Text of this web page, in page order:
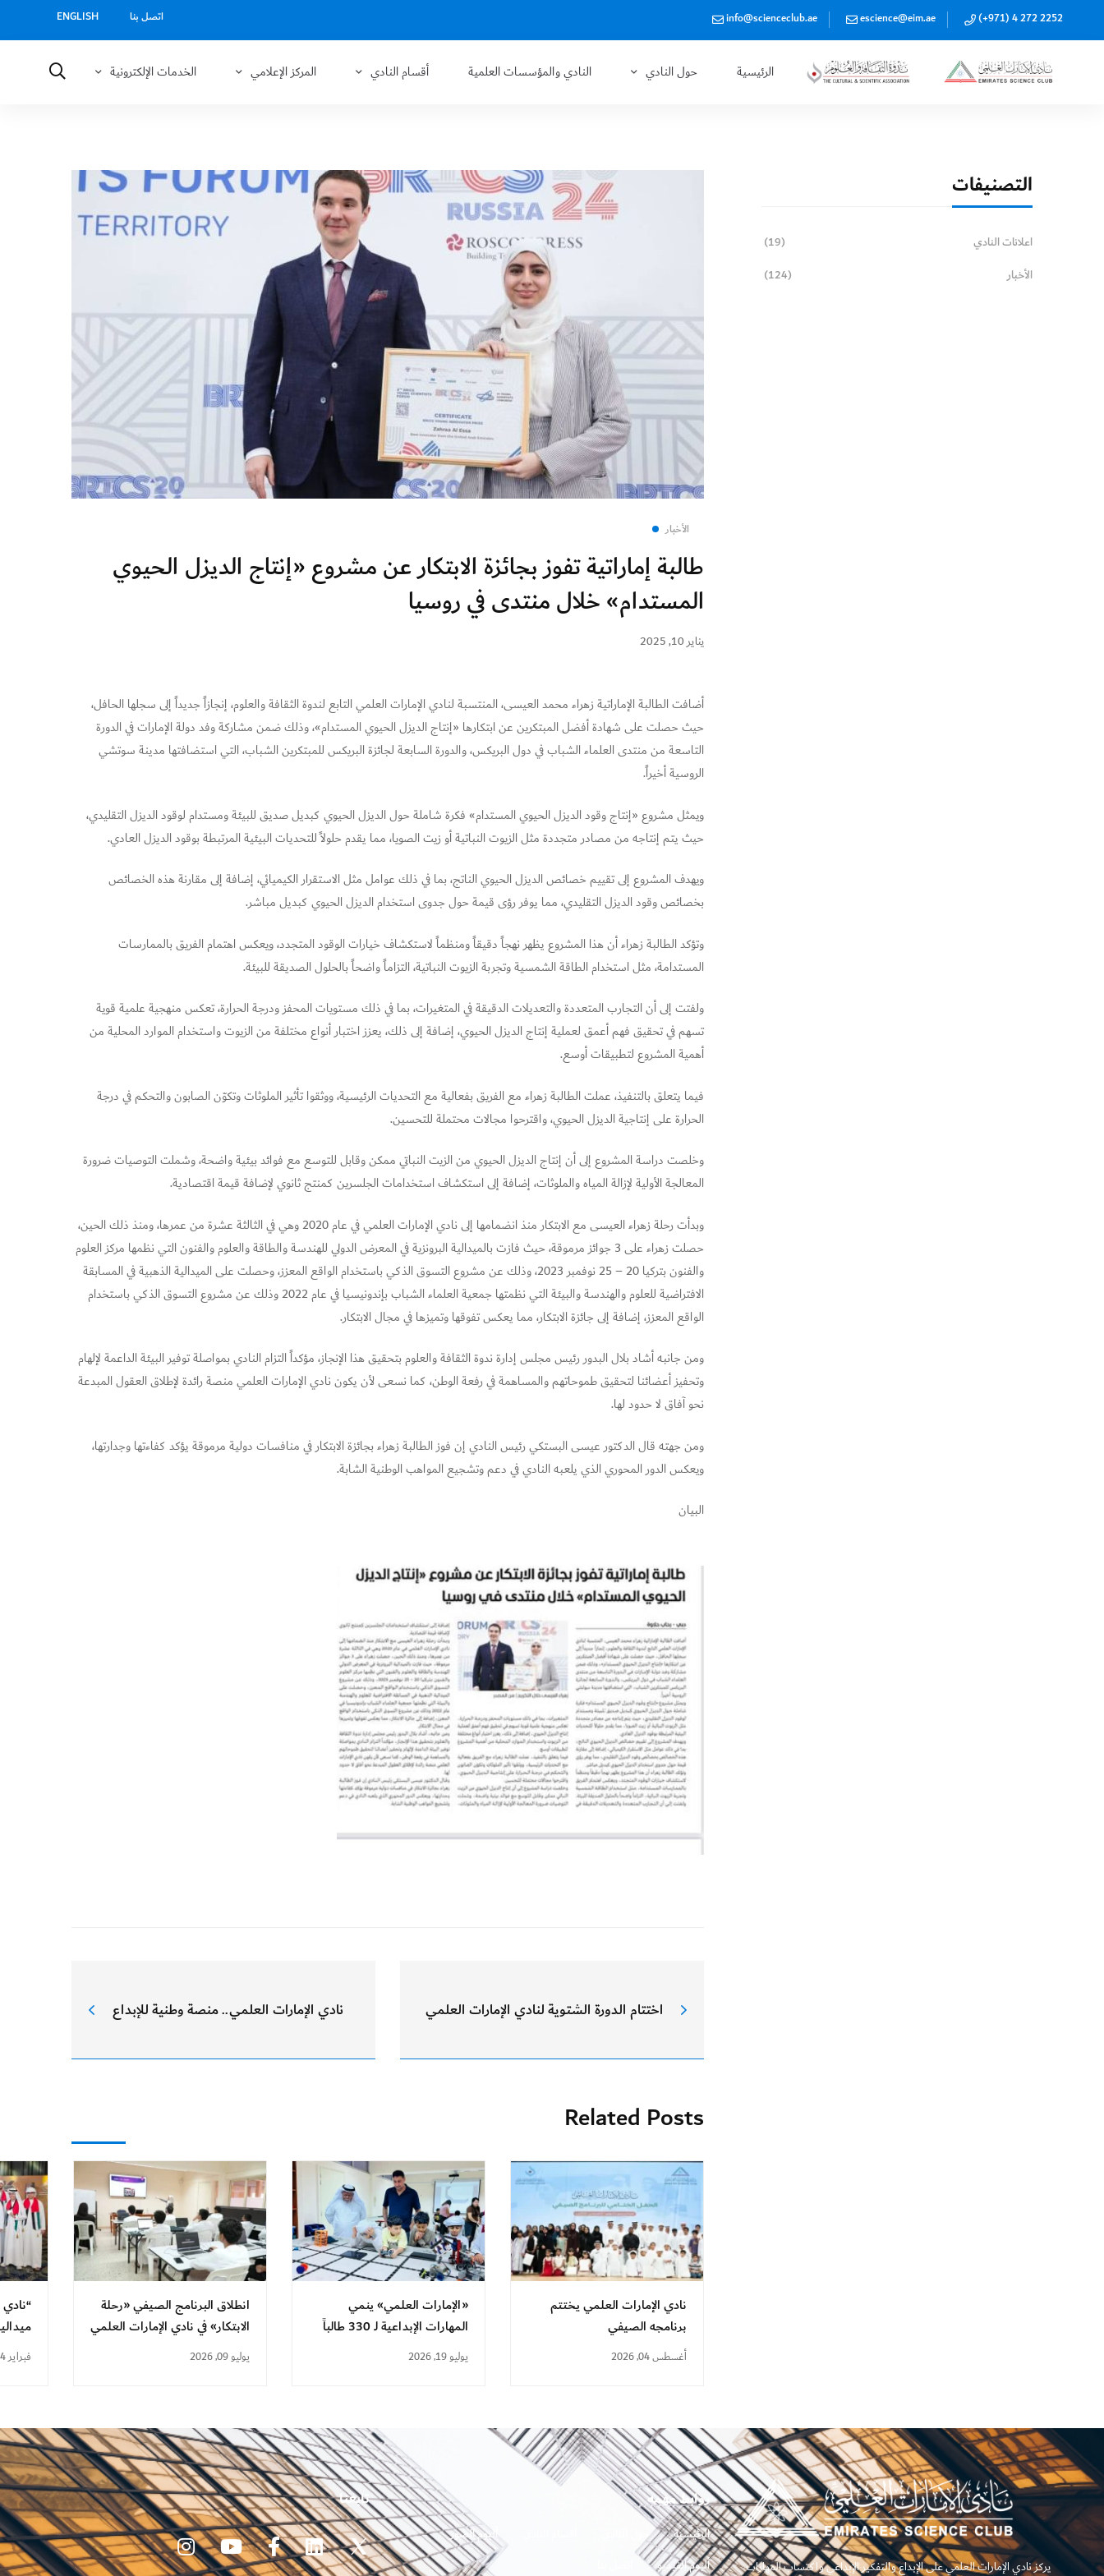
(+971) 4 272 2252
escience@eim.ae
info@scienceclub.ae اتصل بنا ENGLISH
الرئيسية حول النادي النادي والمؤسسات العلمية أقسام النادي المركز الإعلامي الخدمات الإلكترونية
التصنيفات
اعلانات النادي
(19)
الأخبار
(124)
الأخبار
طالبة إماراتية تفوز بجائزة الابتكار عن مشروع «إنتاج الديزل الحيوي
المستدام» خلال منتدى في روسيا
يناير 10, 2025
أضافت الطالبة الإماراتية زهراء محمد العيسى، المنتسبة لنادي الإمارات العلمي التابع لندوة الثقافة والعلوم، إنجازاً جديداً إلى سجلها الحافل،
حيث حصلت على شهادة أفضل المبتكرين عن ابتكارها «إنتاج الديزل الحيوي المستدام»، وذلك ضمن مشاركة وفد دولة الإمارات في الدورة
التاسعة من منتدى العلماء الشباب في دول البريكس، والدورة السابعة لجائزة البريكس للمبتكرين الشباب، التي استضافتها مدينة سوتشي
الروسية أخيراً.
ويمثل مشروع «إنتاج وقود الديزل الحيوي المستدام» فكرة شاملة حول الديزل الحيوي كبديل صديق للبيئة ومستدام لوقود الديزل التقليدي،
حيث يتم إنتاجه من مصادر متجددة مثل الزيوت النباتية أو زيت الصويا، مما يقدم حلولاً للتحديات البيئية المرتبطة بوقود الديزل العادي.
ويهدف المشروع إلى تقييم خصائص الديزل الحيوي الناتج، بما في ذلك عوامل مثل الاستقرار الكيميائي، إضافة إلى مقارنة هذه الخصائص
بخصائص وقود الديزل التقليدي، مما يوفر رؤى قيمة حول جدوى استخدام الديزل الحيوي كبديل مباشر.
وتؤكد الطالبة زهراء أن هذا المشروع يظهر نهجاً دقيقاً ومنظماً لاستكشاف خيارات الوقود المتجدد، ويعكس اهتمام الفريق بالممارسات
المستدامة، مثل استخدام الطاقة الشمسية وتجربة الزيوت النباتية، التزاماً واضحاً بالحلول الصديقة للبيئة.
ولفتت إلى أن التجارب المتعددة والتعديلات الدقيقة في المتغيرات، بما في ذلك مستويات المحفز ودرجة الحرارة، تعكس منهجية علمية قوية
تسهم في تحقيق فهم أعمق لعملية إنتاج الديزل الحيوي، إضافة إلى ذلك، يعزز اختبار أنواع مختلفة من الزيوت واستخدام الموارد المحلية من
أهمية المشروع لتطبيقات أوسع.
فيما يتعلق بالتنفيذ، عملت الطالبة زهراء مع الفريق بفعالية مع التحديات الرئيسية، ووثقوا تأثير الملوثات وتكوّن الصابون والتحكم في درجة
الحرارة على إنتاجية الديزل الحيوي، واقترحوا مجالات محتملة للتحسين.
وخلصت دراسة المشروع إلى أن إنتاج الديزل الحيوي من الزيت النباتي ممكن وقابل للتوسع مع فوائد بيئية واضحة، وشملت التوصيات ضرورة
المعالجة الأولية لإزالة المياه والملوثات، إضافة إلى استكشاف استخدامات الجلسرين كمنتج ثانوي لإضافة قيمة اقتصادية.
وبدأت رحلة زهراء العيسى مع الابتكار منذ انضمامها إلى نادي الإمارات العلمي في عام 2020 وهي في الثالثة عشرة من عمرها، ومنذ ذلك الحين،
حصلت زهراء على 3 جوائز مرموقة، حيث فازت بالميدالية البرونزية في المعرض الدولي للهندسة والطاقة والعلوم والفنون التي نظمها مركز العلوم
والفنون بتركيا 20 – 25 نوفمبر 2023، وذلك عن مشروع التسوق الذكي باستخدام الواقع المعزز، وحصلت على الميدالية الذهبية في المسابقة
الافتراضية للعلوم والهندسة والبيئة التي نظمتها جمعية العلماء الشباب بإندونيسيا في عام 2022 وذلك عن مشروع التسوق الذكي باستخدام
الواقع المعزز، إضافة إلى جائزة الابتكار، مما يعكس تفوقها وتميزها في مجال الابتكار.
ومن جانبه أشاد بلال البدور رئيس مجلس إدارة ندوة الثقافة والعلوم بتحقيق هذا الإنجاز، مؤكداً التزام النادي بمواصلة توفير البيئة الداعمة لإلهام
وتحفيز أعضائنا لتحقيق طموحاتهم والمساهمة في رفعة الوطن، كما نسعى لأن يكون نادي الإمارات العلمي منصة رائدة لإطلاق العقول المبدعة
نحو آفاق لا حدود لها.
ومن جهته قال الدكتور عيسى البستكي رئيس النادي إن فوز الطالبة زهراء بجائزة الابتكار في منافسات دولية مرموقة يؤكد كفاءتها وجدارتها،
ويعكس الدور المحوري الذي يلعبه النادي في دعم وتشجيع المواهب الوطنية الشابة.
البيان
اختتام الدورة الشتوية لنادي الإمارات العلمي نادي الإمارات العلمي.. منصة وطنية للإبداع
Related Posts
نادي الإمارات العلمي يختتم
برنامجه الصيفي
أغسطس 04, 2026
«الإمارات العلمي» ينمي
المهارات الإبداعية لـ 330 طالباً
يوليو 19, 2026
انطلاق البرنامج الصيفي «رحلة
الابتكار» في نادي الإمارات العلمي
يوليو 09, 2026 فبراير 14, 2026
يركز نادي الإمارات العلمي على الإبداع والتفكير الإبداعي واكتساب المهارات
روابط مهمه
الرئيسية حول النادي
ألبوم الصور
ألبوم الفيديو
تابعنا